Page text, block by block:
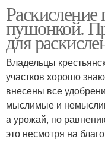
пушонкой.
для
Владельцы
участков хорошо
внесены все
мыслимые и
а урожай, по
это несмотря на